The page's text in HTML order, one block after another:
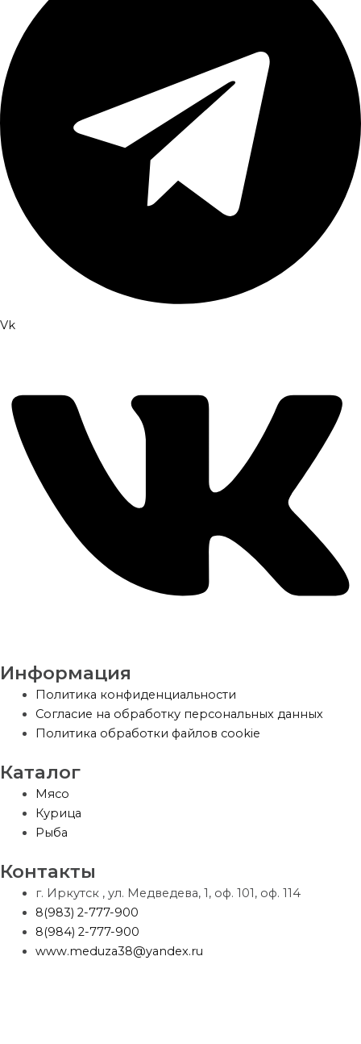
Vk
Информация
Политика конфиденциальности
Согласие на обработку персональных данных
Политика обработки файлов cookie
Каталог
Мясо
Курица
Рыба
Контакты
г. Иркутск , ул. Медведева, 1, оф. 101, оф. 114
8(983) 2-777-900
8(984) 2-777-900
www.meduza38@yandex.ru